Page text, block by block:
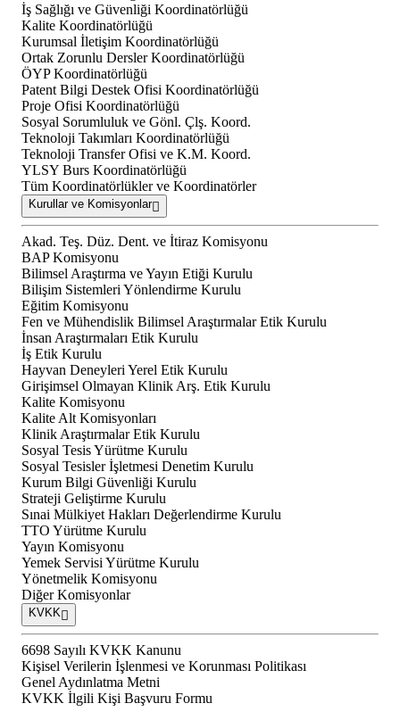
İş Sağlığı ve Güvenliği Koordinatörlüğü
Kalite Koordinatörlüğü
Kurumsal İletişim Koordinatörlüğü
Ortak Zorunlu Dersler Koordinatörlüğü
ÖYP Koordinatörlüğü
Patent Bilgi Destek Ofisi Koordinatörlüğü
Proje Ofisi Koordinatörlüğü
Sosyal Sorumluluk ve Gönl. Çlş. Koord.
Teknoloji Takımları Koordinatörlüğü
Teknoloji Transfer Ofisi ve K.M. Koord.
YLSY Burs Koordinatörlüğü
Tüm Koordinatörlükler ve Koordinatörler
Kurullar ve Komisyonlar
Akad. Teş. Düz. Dent. ve İtiraz Komisyonu
BAP Komisyonu
Bilimsel Araştırma ve Yayın Etiği Kurulu
Bilişim Sistemleri Yönlendirme Kurulu
Eğitim Komisyonu
Fen ve Mühendislik Bilimsel Araştırmalar Etik Kurulu
İnsan Araştırmaları Etik Kurulu
İş Etik Kurulu
Hayvan Deneyleri Yerel Etik Kurulu
Girişimsel Olmayan Klinik Arş. Etik Kurulu
Kalite Komisyonu
Kalite Alt Komisyonları
Klinik Araştırmalar Etik Kurulu
Sosyal Tesis Yürütme Kurulu
Sosyal Tesisler İşletmesi Denetim Kurulu
Kurum Bilgi Güvenliği Kurulu
Strateji Geliştirme Kurulu
Sınai Mülkiyet Hakları Değerlendirme Kurulu
TTO Yürütme Kurulu
Yayın Komisyonu
Yemek Servisi Yürütme Kurulu
Yönetmelik Komisyonu
Diğer Komisyonlar
KVKK
6698 Sayılı KVKK Kanunu
Kişisel Verilerin İşlenmesi ve Korunması Politikası
Genel Aydınlatma Metni
KVKK İlgili Kişi Başvuru Formu